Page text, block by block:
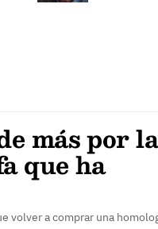
más por la
que ha
volver a comprar una